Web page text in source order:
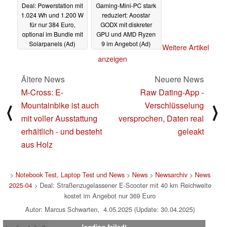
Deal: Powerstation mit
1.024 Wh und 1.200 W
für nur 384 Euro,
optional im Bundle mit
Solarpanels (Ad)
Gaming-Mini-PC stark
reduziert: Aoostar
GODX mit diskreter
GPU und AMD Ryzen
9 im Angebot (Ad)
Weitere Artikel
anzeigen
⟨
Ältere News
M-Cross: E-
Mountainbike ist auch
mit voller Ausstattung
erhältlich - und besteht
aus Holz
Neuere News
Raw Dating-App -
Verschlüsselung
versprochen, Daten real
geleakt
⟩
> Notebook Test, Laptop Test und News> News> Newsarchiv> News
2025-04> Deal: Straßenzugelassener E-Scooter mit 40 km Reichweite
kostet im Angebot nur 369 Euro
Autor: Marcus Schwarten, 4.05.2025 (Update: 30.04.2025)